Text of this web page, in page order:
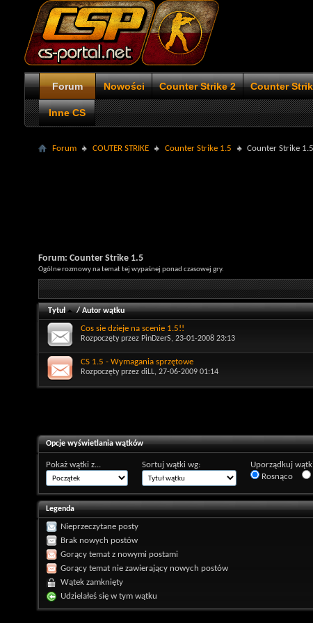
Forum Nowości Counter Strike 2 Counter
Inne CS
Forum COUTER STRIKE Counter Strike 1.5 Counter Strike 1.5
Forum: Counter Strike 1.5
Ogólne rozmowy na temat tej wypaśnej ponad czasowej gry.
Tytuł /Autor wątku
Cos sie dzieje na scenie 1.5!!
Rozpoczęty przez PinDzerS, 23-01-2008 23:13
CS 1.5 - Wymagania sprzętowe
Rozpoczęty przez diLL, 27-06-2009 01:14
Opcje wyświetlania wątków
Pokaż wątki z... Sortuj wątki wg:
Uporządkuj
Rosnąco
Legenda
Nieprzeczytane posty
Brak nowych postów
Gorący temat z nowymi postami
Gorący temat nie zawierający nowych postów
Wątek zamknięty
Udzielałeś się w tym wątku